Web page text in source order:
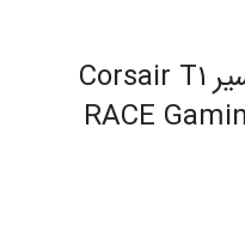
خرید صندلی گیمینگ کورسیر Corsair T۱
RACE